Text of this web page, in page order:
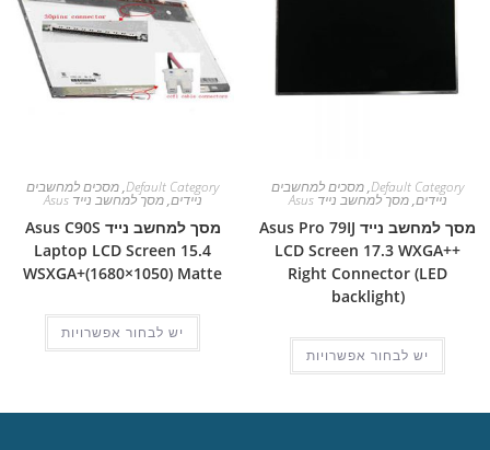
Default Category
,מסכים למחשבים
ניידים,מסך למחשב נייד Asus
מסך למחשב נייד Asus Pro 79IJ
LCD Screen 17.3 WXGA++
Right Connector (LED
backlight)
יש לבחור אפשרויות
Default Category
,מסכים למחשבים
ניידים,מסך למחשב נייד Asus
מסך למחשב נייד Asus C90S
Laptop LCD Screen 15.4
WSXGA+(1680×1050) Matte
יש לבחור אפשרויות